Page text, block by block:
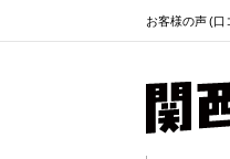
お客様の声 (口